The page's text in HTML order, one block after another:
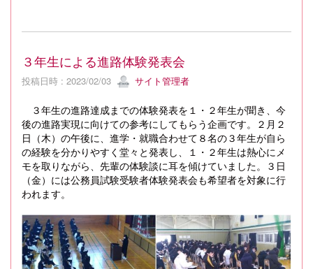
３年生による進路体験発表会
投稿日時 : 2023/02/03 サイト管理者
３年生の進路達成までの体験発表を１・２年生が聞き、今
後の進路実現に向けての参考にしてもらう企画です。２月２
日（木）の午後に、進学・就職合わせて８名の３年生が自ら
の経験を分かりやすく堂々と発表し、１・２年生は熱心にメ
モを取りながら、先輩の体験談に耳を傾けていました。３日
（金）には公務員試験受験者体験発表会も希望者を対象に行
われます。